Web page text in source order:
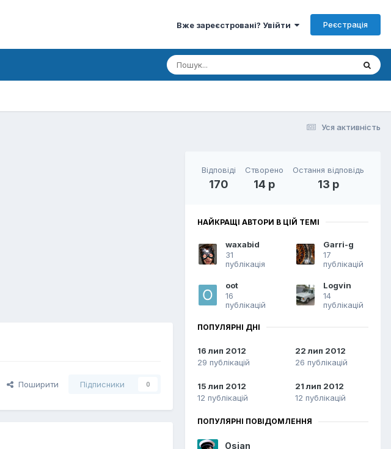
Вже зареєстровані? Увійти Реєстрація
Уся активність
Поширити Підписники 0
Відповіді
170
Створено
14 р
Остання відповідь
13 р
НАЙКРАЩІ АВТОРИ В ЦІЙ ТЕМІ
waxabid
31
публікація
Garri-g
17
публікацій
oot
16
публікацій
Logvin
14
публікацій
ПОПУЛЯРНІ ДНІ
16 лип 2012
29 публікацій
22 лип 2012
26 публікацій
15 лип 2012
12 публікацій
21 лип 2012
12 публікацій
ПОПУЛЯРНІ ПОВІДОМЛЕННЯ
Osjan